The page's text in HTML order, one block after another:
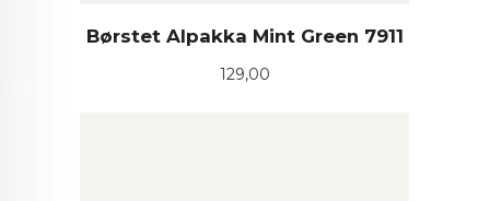
Børstet Alpakka Mint Green 7911
Pris
129,00